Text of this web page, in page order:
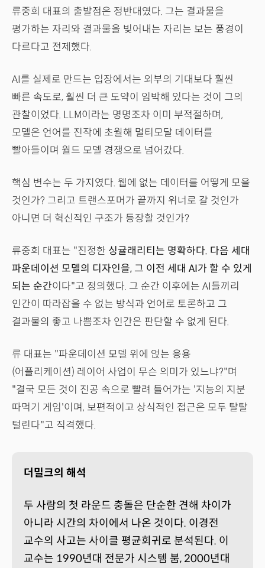
류중희 대표의 출발점은 정반대였다. 그는 결과물을
평가하는 자리와 결과물을 빚어내는 자리는 보는 풍경이
다르다고 전제했다.
AI를 실제로 만드는 입장에서는 외부의 기대보다 훨씬
빠른 속도로, 훨씬 더 큰 도약이 임박해 있다는 것이 그의
관찰이었다. LLM이라는 명명조차 이미 부적절하며,
모델은 언어를 진작에 초월해 멀티모달 데이터를
빨아들이며 월드 모델 경쟁으로 넘어갔다.
핵심 변수는 두 가지였다. 웹에 없는 데이터를 어떻게 모을
것인가? 그리고 트랜스포머가 끝까지 위너로 갈 것인가
아니면 더 혁신적인 구조가 등장할 것인가?
류중희 대표는 "진정한 싱귤래리티는 명확하다. 다음 세대
파운데이션 모델의 디자인을, 그 이전 세대 AI가 할 수 있게
되는 순간이다"고 정의했다. 그 순간 이후에는 AI들끼리
인간이 따라잡을 수 없는 방식과 언어로 토론하고 그
결과물의 좋고 나쁨조차 인간은 판단할 수 없게 된다.
류 대표는 "파운데이션 모델 위에 얹는 응용
(어플리케이션) 레이어 사업이 무슨 의미가 있느냐?"며
"결국 모든 것이 진공 속으로 빨려 들어가는 '지능의 지분
따먹기 게임'이며, 보편적이고 상식적인 접근은 모두 탈탈
털린다"고 직격했다.
더밀크의 해석
두 사람의 첫 라운드 충돌은 단순한 견해 차이가
아니라 시간의 차이에서 나온 것이다. 이경전
교수의 사고는 사이클 평균회귀로 분석된다. 이
교수는 1990년대 전문가 시스템 붐, 2000년대